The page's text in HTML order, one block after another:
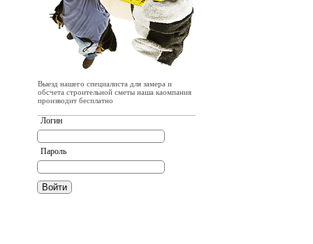
Выезд нашего специалиста для замера и
обсчета строительной сметы наша каомпания
производит бесплатно
Логин
Пароль